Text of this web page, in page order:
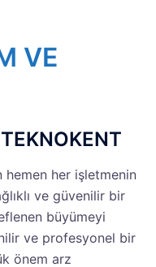
VE
her işletmenin
ve güvenilir bir
büyümeyi
ve profesyonel bir
önem arz